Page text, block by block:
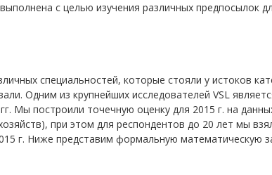
с целью изучения различных предпосылок
специальностей, которые стояли у истоков
Одним из крупнейших исследователей VSL
Мы построили точечную оценку для 2015 г. на
при этом для респондентов до 20 лет мы
г. Ниже представим формальную математическую